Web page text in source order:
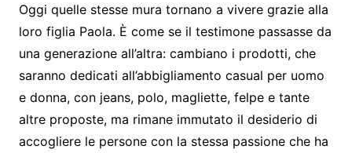
Oggi quelle stesse mura tornano a vivere grazie alla
loro figlia Paola. È come se il testimone passasse da
una generazione all’altra: cambiano i prodotti, che
saranno dedicati all’abbigliamento casual per uomo
e donna, con jeans, polo, magliette, felpe e tante
altre proposte, ma rimane immutato il desiderio di
accogliere le persone con la stessa passione che ha